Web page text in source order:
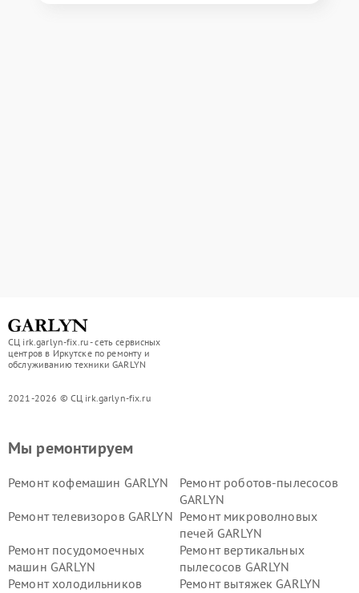
СЦ irk.garlyn-fix.ru - сеть сервисных
центров в Иркутске по ремонту и
обслуживанию техники GARLYN
2021-2026 © СЦ irk.garlyn-fix.ru
Мы ремонтируем
Ремонт кофемашин GARLYN
Ремонт роботов-пылесосов
GARLYN
Ремонт телевизоров GARLYN Ремонт микроволновых
печей GARLYN
Ремонт посудомоечных
машин GARLYN
Ремонт вертикальных
пылесосов GARLYN
Ремонт холодильников
Ремонт вытяжек GARLYN